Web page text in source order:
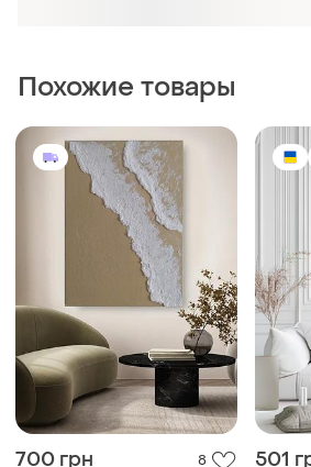
700 грн 8
Картина текстурная
интерьерная, структурное
объемное 3д пано, ручная
работа
501